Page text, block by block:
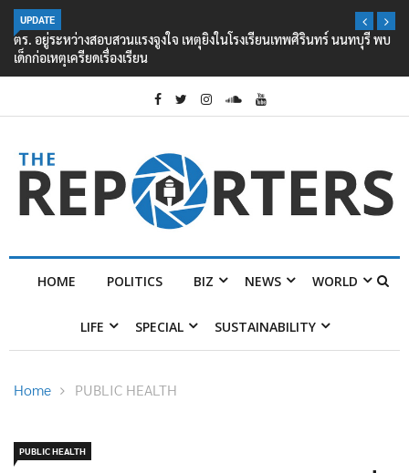
UPDATE
ตร. อยู่ระหว่างสอบสวนแรงจูงใจ เหตุยิงในโรงเรียนเทพศิรินทร์ นนทบุรี พบ
เด็กก่อเหตุเครียดเรื่องเรียน
HOME POLITICS BIZ NEWS WORLD
LIFE SPECIAL SUSTAINABILITY
Home PUBLIC HEALTH
PUBLIC HEALTH